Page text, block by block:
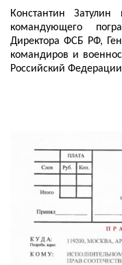
Константин
командующего
Директора ФСБ РФ,
командиров и
Российский